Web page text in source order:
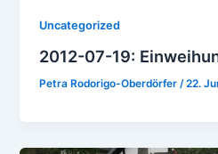
Uncategorized
2012-07-19:
Petra Rodorigo-Oberdörfer/22.